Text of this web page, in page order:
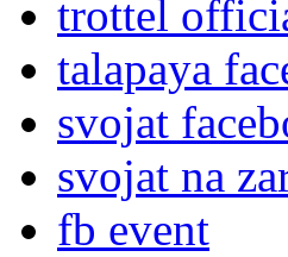
trottel
talapaya
svojat
svojat na
fb event